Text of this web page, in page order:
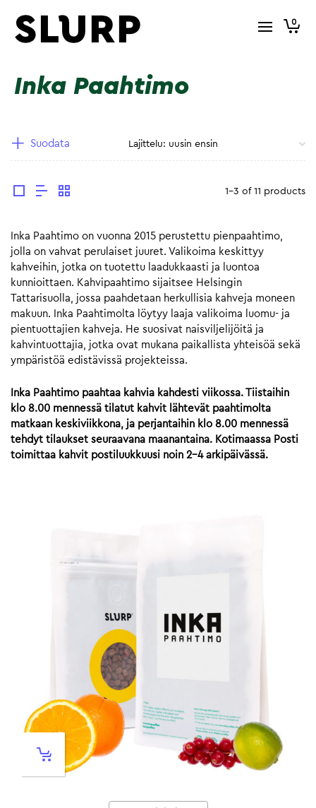
0
Inka Paahtimo
Suodata
1-3 of 11 products
Inka Paahtimo on vuonna 2015 perustettu pienpaahtimo,
jolla on vahvat perulaiset juuret. Valikoima keskittyy
kahveihin, jotka on tuotettu laadukkaasti ja luontoa
kunnioittaen. Kahvipaahtimo sijaitsee Helsingin
Tattarisuolla, jossa paahdetaan herkullisia kahveja moneen
makuun. Inka Paahtimolta löytyy laaja valikoima luomu- ja
pientuottajien kahveja. He suosivat naisviljelijöitä ja
kahvintuottajia, jotka ovat mukana paikallista yhteisöä sekä
ympäristöä edistävissä projekteissa.
Inka Paahtimo paahtaa kahvia kahdesti viikossa. Tiistaihin
klo 8.00 mennessä tilatut kahvit lähtevät paahtimolta
matkaan keskiviikkona, ja perjantaihin klo 8.00 mennessä
tehdyt tilaukset seuraavana maanantaina. Kotimaassa Posti
toimittaa kahvit postiluukkuusi noin 2-4 arkipäivässä.